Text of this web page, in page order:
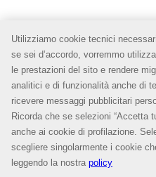
Utilizziamo cookie tecnici
se sei d’accordo, vorremmo
le prestazioni del sito e rendere
analitici e di funzionalità anche di
ricevere messaggi pubblicitari
Ricorda che se selezioni “Accetta
anche ai cookie di profilazione.
scegliere singolarmente i cookie
leggendo la nostra policy